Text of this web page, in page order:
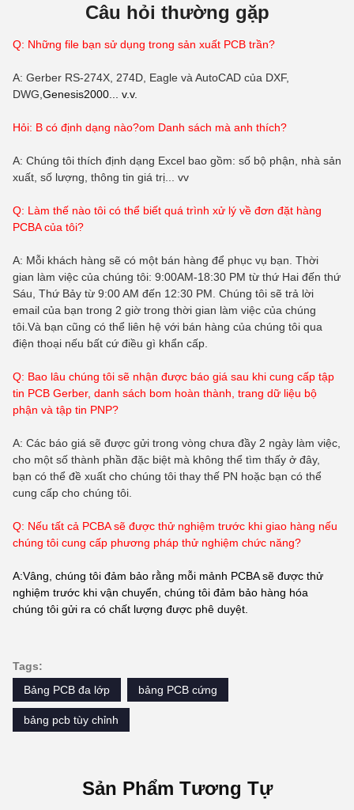
Câu hỏi thường gặp
Q: Những file bạn sử dụng trong sản xuất PCB trần?
A: Gerber RS-274X, 274D, Eagle và AutoCAD của DXF,
DWG, Genesis2000... v.v.
Hỏi: B có định dạng nào?om Danh sách mà anh thích?
A: Chúng tôi thích định dạng Excel bao gồm: số bộ phận, nhà sản
xuất, số lượng, thông tin giá trị... vv
Q: Làm thế nào tôi có thể biết quá trình xử lý về đơn đặt hàng
PCBA của tôi?
A: Mỗi khách hàng sẽ có một bán hàng để phục vụ bạn. Thời
gian làm việc của chúng tôi: 9:00AM-18:30 PM từ thứ Hai đến thứ
Sáu, Thứ Bảy từ 9:00 AM đến 12:30 PM. Chúng tôi sẽ trả lời
email của bạn trong 2 giờ trong thời gian làm việc của chúng
tôi.Và bạn cũng có thể liên hệ với bán hàng của chúng tôi qua
điện thoại nếu bất cứ điều gì khẩn cấp.
Q: Bao lâu chúng tôi sẽ nhận được báo giá sau khi cung cấp tập
tin PCB Gerber, danh sách bom hoàn thành, trang dữ liệu bộ
phận và tập tin PNP?
A: Các báo giá sẽ được gửi trong vòng chưa đầy 2 ngày làm việc,
cho một số thành phần đặc biệt mà không thể tìm thấy ở đây,
bạn có thể đề xuất cho chúng tôi thay thế PN hoặc bạn có thể
cung cấp cho chúng tôi.
Q: Nếu tất cả PCBA sẽ được thử nghiệm trước khi giao hàng nếu
chúng tôi cung cấp phương pháp thử nghiệm chức năng?
A:Vâng, chúng tôi đảm bảo rằng mỗi mảnh PCBA sẽ được thử
nghiệm trước khi vận chuyển, chúng tôi đảm bảo hàng hóa
chúng tôi gửi ra có chất lượng được phê duyệt.
Tags:
Bảng PCB đa lớp
bảng PCB cứng
bảng pcb tùy chỉnh
Sản Phẩm Tương Tự